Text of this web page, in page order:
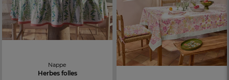
Nappe
Herbes folles